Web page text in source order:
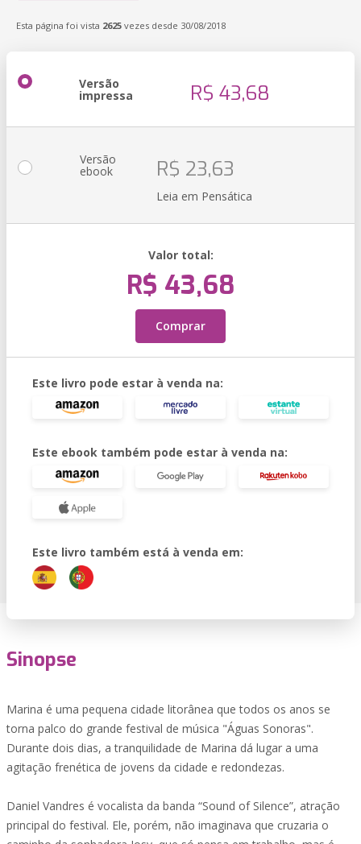
Esta página foi vista 2625 vezes desde 30/08/2018
Versão
impressa R$ 43,68
Versão
ebook R$ 23,63
Leia em Pensática
Valor total:
R$ 43,68
Comprar
Este livro pode estar à venda na:
Este ebook também pode estar à venda na:
Este livro também está à venda em:
Sinopse
Marina é uma pequena cidade litorânea que todos os anos se
torna palco do grande festival de música "Águas Sonoras".
Durante dois dias, a tranquilidade de Marina dá lugar a uma
agitação frenética de jovens da cidade e redondezas.
Daniel Vandres é vocalista da banda “Sound of Silence”, atração
principal do festival. Ele, porém, não imaginava que cruzaria o